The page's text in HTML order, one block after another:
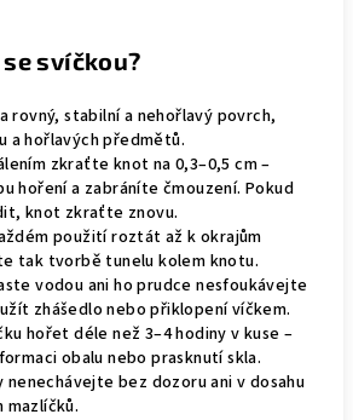
svíčkou?
rovný, stabilní a nehořlavý povrch,
a hořlavých předmětů.
zkraťte knot na 0,3–0,5 cm –
hoření a zabráníte čmouzení. Pokud
knot zkraťte znovu.
použití roztát až k okrajům
tak tvorbě tunelu kolem knotu.
vodou ani ho prudce nesfoukávejte
zhášedlo nebo přiklopení víčkem.
hořet déle než 3–4 hodiny v kuse –
obalu nebo prasknutí skla.
nenechávejte bez dozoru ani v dosahu